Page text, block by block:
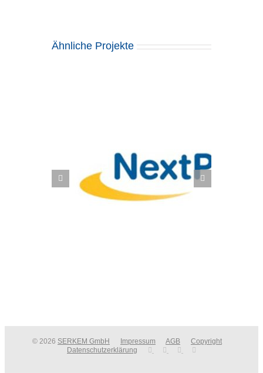
Ähnliche Projekte
Scott Sports SA: Zukunftssichere
Supply Chain mit SAP EWM und
S/4HANA Fashion
© 2026 SERKEM GmbH Impressum AGB
Copyright
Datenschutzerklärung